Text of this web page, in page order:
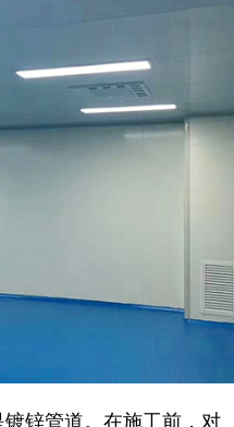
锌管道。在施工前，对